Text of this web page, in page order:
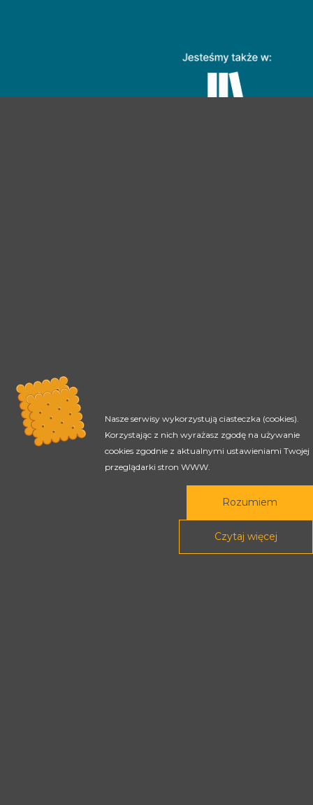
Nasze serwisy wykorzystują ciasteczka (cookies).
Korzystając z nich wyrażasz zgodę na używanie
cookies zgodnie z aktualnymi ustawieniami Twojej
przeglądarki stron WWW.
Rozumiem
Czytaj więcej